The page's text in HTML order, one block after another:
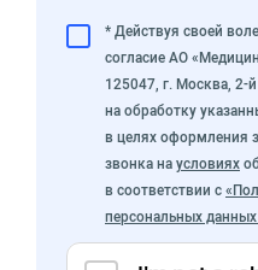
* Действуя своей
согласие АО
125047, г. Москва, 2-
на обработку
в целях оформления
звонка на условиях
в соответствии с
персональных